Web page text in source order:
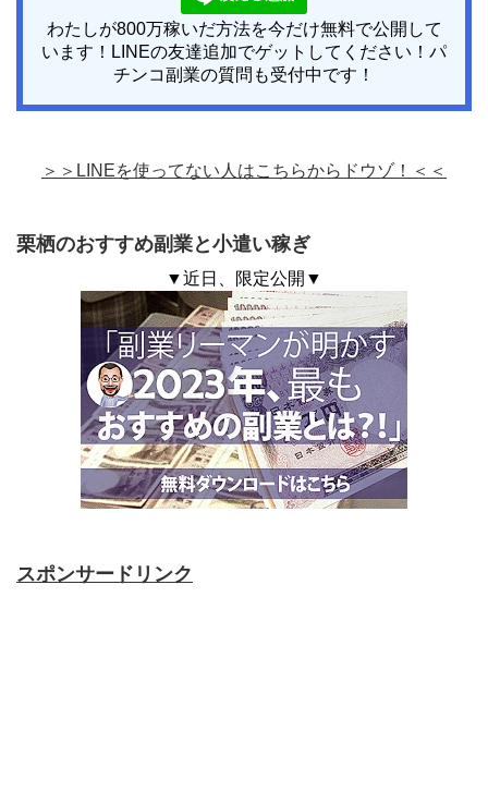
わたしが800万稼いだ方法を今だけ無料で公開して
います！LINEの友達追加でゲットしてください！パ
チンコ副業の質問も受付中です！
＞＞LINEを使ってない人はこちらからドウゾ！＜＜
栗栖のおすすめ副業と小遣い稼ぎ
▼近日、限定公開▼
スポンサードリンク